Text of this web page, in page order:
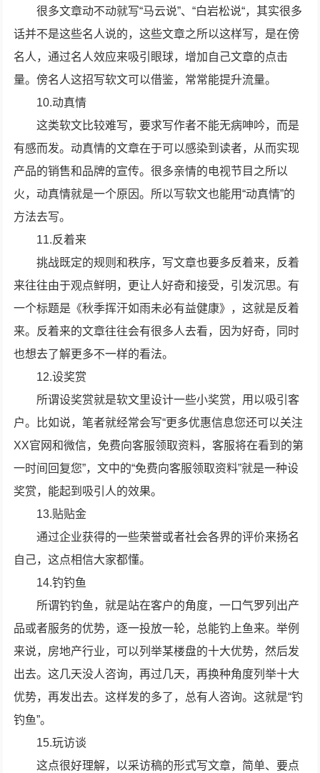
很多文章动不动就写“马云说”、“白岩松说“，其实很多
话并不是这些名人说的，这些文章之所以这样写，是在傍
名人，通过名人效应来吸引眼球，增加自己文章的点击
量。傍名人这招写软文可以借鉴，常常能提升流量。
10.动真情
这类软文比较难写，要求写作者不能无病呻吟，而是
有感而发。动真情的文章在于可以感染到读者，从而实现
产品的销售和品牌的宣传。很多亲情的电视节目之所以
火，动真情就是一个原因。所以写软文也能用“动真情”的
方法去写。
11.反着来
挑战既定的规则和秩序，写文章也要多反着来，反着
来往往由于观点鲜明，更让人好奇和接受，引发沉思。有
一个标题是《秋季挥汗如雨未必有益健康》，这就是反着
来。反着来的文章往往会有很多人去看，因为好奇，同时
也想去了解更多不一样的看法。
12.设奖赏
所谓设奖赏就是软文里设计一些小奖赏，用以吸引客
户。比如说，笔者就经常会写“更多优惠信息您还可以关注
XX官网和微信，免费向客服领取资料，客服将在看到的第
一时间回复您”，文中的“免费向客服领取资料”就是一种设
奖赏，能起到吸引人的效果。
13.贴贴金
通过企业获得的一些荣誉或者社会各界的评价来扬名
自己，这点相信大家都懂。
14.钓钓鱼
所谓钓钓鱼，就是站在客户的角度，一口气罗列出产
品或者服务的优势，逐一投放一轮，总能钓上鱼来。举例
来说，房地产行业，可以列举某楼盘的十大优势，然后发
出去。这几天没人咨询，再过几天，再换种角度列举十大
优势，再发出去。这样发的多了，总有人咨询。这就是“钓
钓鱼”。
15.玩访谈
这点很好理解，以采访稿的形式写文章，简单、要点